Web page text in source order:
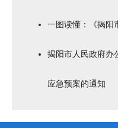
一图读懂：《揭阳
揭阳市人民政府办
应急预案的通知